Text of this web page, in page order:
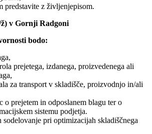
predstavite z življenjepisom.
v Gornji Radgoni
bodo:
prejetega, izdanega, proizvedenega ali
za transport v skladišče, proizvodnjo in/ali
o prejetem in odposlanem blagu ter o
sistemu podjetja.
pri optimizacijah skladiščnega